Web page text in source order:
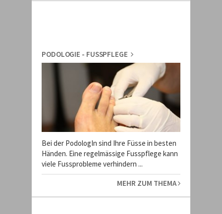
PODOLOGIE - FUSSPFLEGE
Bei der PodologIn sind Ihre Füsse in besten
Händen. Eine regelmässige Fusspflege kann
viele Fussprobleme verhindern ...
MEHR ZUM THEMA